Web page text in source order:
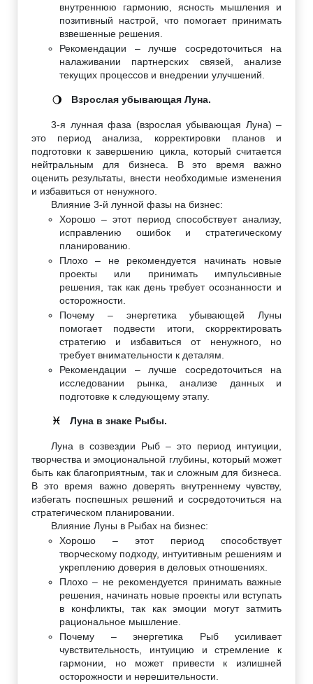
внутреннюю гармонию, ясность мышления и
позитивный настрой, что помогает принимать
взвешенные решения.
Рекомендации – лучше сосредоточиться на
налаживании партнерских связей, анализе
текущих процессов и внедрении улучшений.
🌖 Взрослая убывающая Луна.
3-я лунная фаза (взрослая убывающая Луна) –
это период анализа, корректировки планов и
подготовки к завершению цикла, который считается
нейтральным для бизнеса. В это время важно
оценить результаты, внести необходимые изменения
и избавиться от ненужного.
Влияние 3-й лунной фазы на бизнес:
Хорошо – этот период способствует анализу,
исправлению ошибок и стратегическому
планированию.
Плохо – не рекомендуется начинать новые
проекты или принимать импульсивные
решения, так как день требует осознанности и
осторожности.
Почему – энергетика убывающей Луны
помогает подвести итоги, скорректировать
стратегию и избавиться от ненужного, но
требует внимательности к деталям.
Рекомендации – лучше сосредоточиться на
исследовании рынка, анализе данных и
подготовке к следующему этапу.
♓ Луна в знаке Рыбы.
Луна в созвездии Рыб – это период интуиции,
творчества и эмоциональной глубины, который может
быть как благоприятным, так и сложным для бизнеса.
В это время важно доверять внутреннему чувству,
избегать поспешных решений и сосредоточиться на
стратегическом планировании.
Влияние Луны в Рыбах на бизнес:
Хорошо – этот период способствует
творческому подходу, интуитивным решениям и
укреплению доверия в деловых отношениях.
Плохо – не рекомендуется принимать важные
решения, начинать новые проекты или вступать
в конфликты, так как эмоции могут затмить
рациональное мышление.
Почему – энергетика Рыб усиливает
чувствительность, интуицию и стремление к
гармонии, но может привести к излишней
осторожности и нерешительности.